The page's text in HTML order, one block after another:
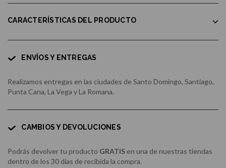
CARACTERÍSTICAS DEL PRODUCTO
ENVÍOS Y ENTREGAS
Realizamos entregas en las ciudades de Santo Domingo, Santiago,
Punta Cana, La Vega y La Romana.
CAMBIOS Y DEVOLUCIONES
Podrás devolver tu producto GRATIS en una de nuestras tiendas
dentro de los 30 días de recibida la compra.